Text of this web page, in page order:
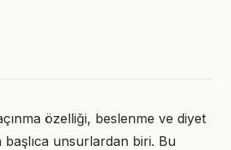
özelliği, beslenme ve diyet
başlıca unsurlardan biri. Bu